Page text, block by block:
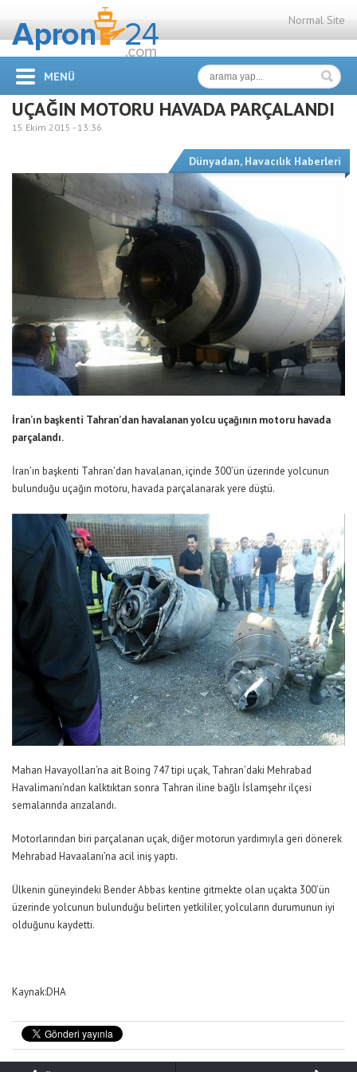
Normal Site
MENÜ
UÇAĞIN MOTORU HAVADA PARÇALANDI
15 Ekim 2015 - 13:36
Dünyadan, Havacılık Haberleri
İran’ın başkenti Tahran’dan havalanan yolcu uçağının motoru havada
parçalandı.
İran’ın başkenti Tahran’dan havalanan, içinde 300’ün üzerinde yolcunun
bulunduğu uçağın motoru, havada parçalanarak yere düştü.
Mahan Havayolları’na ait Boing 747 tipi uçak, Tahran’daki Mehrabad
Havalimanı’ndan kalktıktan sonra Tahran iline bağlı İslamşehr ilçesi
semalarında arızalandı.
Motorlarından biri parçalanan uçak, diğer motorun yardımıyla geri dönerek
Mehrabad Havaalanı’na acil iniş yaptı.
Ülkenin güneyindeki Bender Abbas kentine gitmekte olan uçakta 300’ün
üzerinde yolcunun bulunduğu belirten yetkililer, yolcuların durumunun iyi
olduğunu kaydetti.
Kaynak:DHA